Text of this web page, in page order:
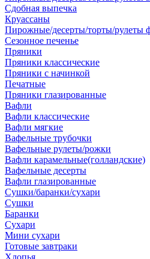
Сдобная выпечка
Круассаны
Пирожные/десерты/торты/рулеты
Сезонное печенье
Пряники
Пряники классические
Пряники с начинкой
Печатные
Пряники глазированные
Вафли
Вафли классические
Вафли мягкие
Вафельные трубочки
Вафельные рулеты/рожки
Вафли карамельные(голландские)
Вафельные десерты
Вафли глазированные
Сушки/баранки/сухари
Сушки
Баранки
Сухари
Мини сухари
Готовые завтраки
Хлопья